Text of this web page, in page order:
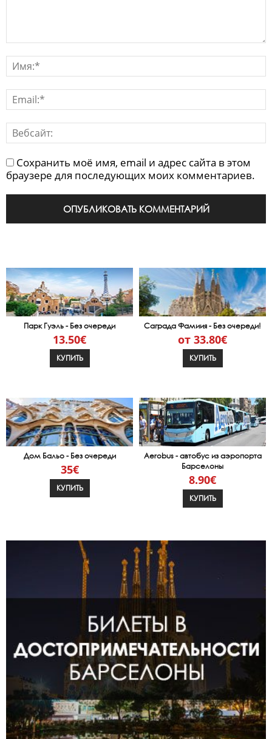
Сохранить моё имя, email и адрес сайта в этом
браузере для последующих моих комментариев.
Парк Гуэль - Без очереди
13.50€
КУПИТЬ
Саграда Фамиия - Без очереди!
от 33.80€
КУПИТЬ
Дом Бальо - Без очереди
35€
КУПИТЬ
Aerobus - автобус из аэропорта
Барселоны
8.90€
КУПИТЬ